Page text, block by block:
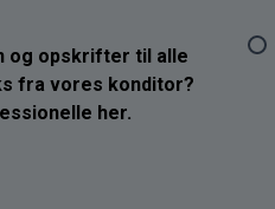
og opskrifter til alle
fra vores konditor?
her.